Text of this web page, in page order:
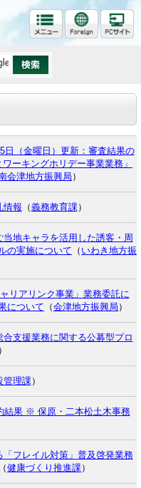
日（金曜日）更新：審査結果の
ーキングホリデー事業業務」
会津地方振興局 ）
情報 （義務教育課）
当地キャラを活用した誘客・周
の実施について （ いわき地方振
リアリンク事業」業務委託に
について （会津地方振興局 ）
合支援業務に関する公募型プロ
）
管理課）
結果 ※ 保原・二本松土木事務
「フレイル対策」普及啓発業務
（健康づくり推進課）